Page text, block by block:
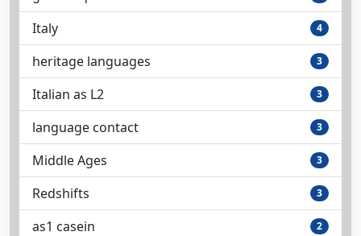
Italy 4
heritage languages 3
Italian as L2 3
language contact 3
Middle Ages 3
Redshifts 3
as1 casein 2